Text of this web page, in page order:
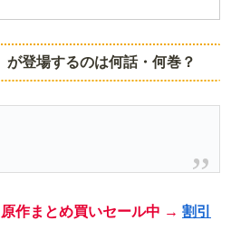
が登場するのは何話・何巻？
作まとめ買いセール中 → 割引